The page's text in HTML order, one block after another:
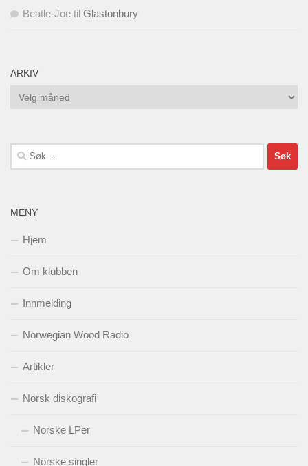
Beatle-Joe til Glastonbury
ARKIV
Arkiv
Søk
etter:
MENY
Hjem
Om klubben
Innmelding
Norwegian Wood Radio
Artikler
Norsk diskografi
Norske LPer
Norske singler